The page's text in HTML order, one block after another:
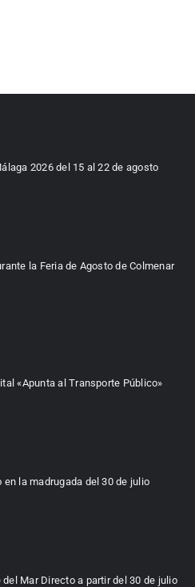
2026 del 15 al 22 de agosto
la Feria de Agosto de Colmenar
«Apunta al Transporte Público»
la madrugada del 30 de julio
Mar Directo a partir del 30 de julio